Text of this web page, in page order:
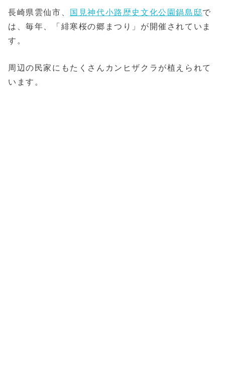
長崎県雲仙市、 国見神代小路歴史文化公園鍋島邸で
は、毎年、「緋寒桜の郷まつり」が開催されていま
す。
周辺の民家にもたくさんカンヒザクラが植えられて
います。